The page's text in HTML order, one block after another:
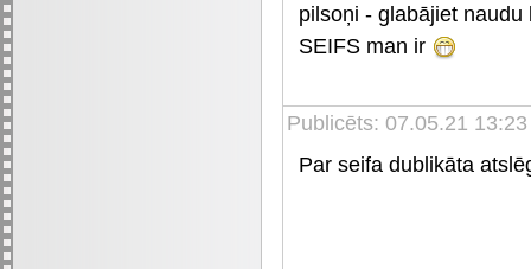
pilsoņi - glabājiet
SEIFS man ir
Publicēts: 07.05.21 13:23
Par seifa dublikāta